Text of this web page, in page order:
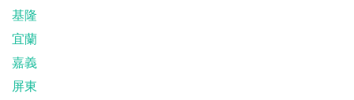
基隆
宜蘭
嘉義
屏東